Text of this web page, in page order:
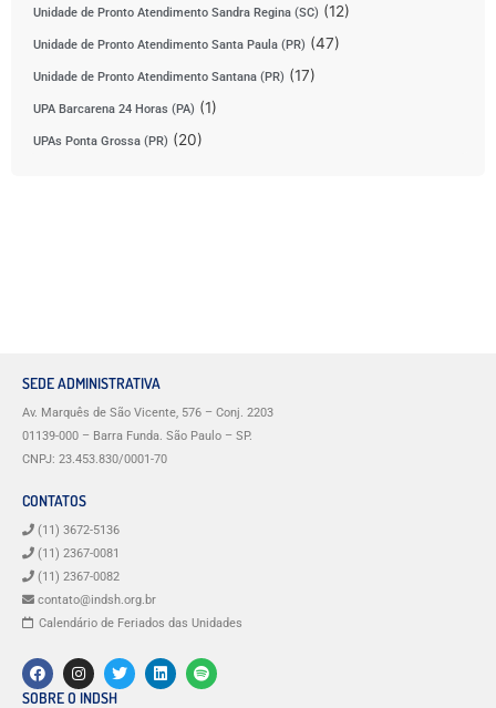
Unidade de Pronto Atendimento Sandra Regina (SC) (12)
Unidade de Pronto Atendimento Santa Paula (PR) (47)
Unidade de Pronto Atendimento Santana (PR) (17)
UPA Barcarena 24 Horas (PA) (1)
UPAs Ponta Grossa (PR) (20)
SEDE ADMINISTRATIVA
Av. Marquês de São Vicente, 576 – Conj. 2203
01139-000 – Barra Funda. São Paulo – SP.
CNPJ: 23.453.830/0001-70
CONTATOS
(11) 3672-5136
(11) 2367-0081
(11) 2367-0082
contato@indsh.org.br
Calendário de Feriados das Unidades
SOBRE O INDSH